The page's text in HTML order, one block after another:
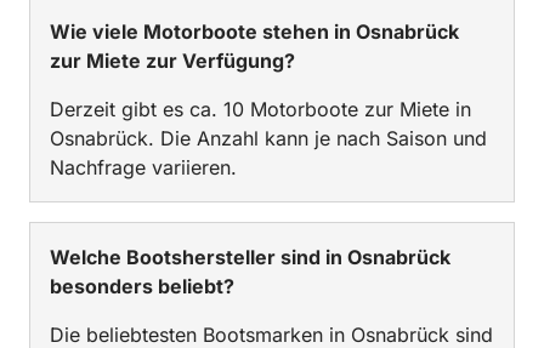
Wie viele Motorboote stehen in Osnabrück
zur Miete zur Verfügung?
Derzeit gibt es ca. 10 Motorboote zur Miete in
Osnabrück. Die Anzahl kann je nach Saison und
Nachfrage variieren.
Welche Bootshersteller sind in Osnabrück
besonders beliebt?
Die beliebtesten Bootsmarken in Osnabrück sind